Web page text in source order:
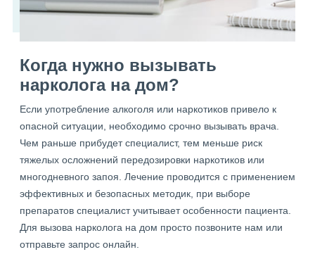
Когда нужно вызывать
нарколога на дом?
Если употребление алкоголя или наркотиков привело к
опасной ситуации, необходимо срочно вызывать врача.
Чем раньше прибудет специалист, тем меньше риск
тяжелых осложнений передозировки наркотиков или
многодневного запоя. Лечение проводится с применением
эффективных и безопасных методик, при выборе
препаратов специалист учитывает особенности пациента.
Для вызова нарколога на дом просто позвоните нам или
отправьте запрос онлайн.